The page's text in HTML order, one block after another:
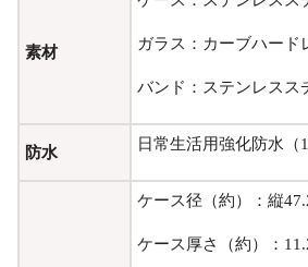
素材 ガラス：カーブハード
バンド：ステンレスス
防水 日常生活用強化防水（
ケース径（約）：縦
ケース厚さ（約）：